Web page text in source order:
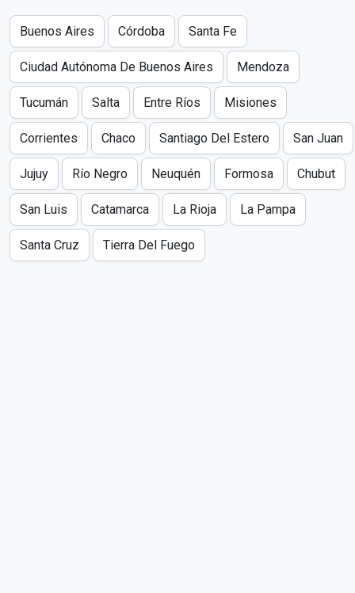
Buenos Aires Córdoba Santa Fe
Ciudad Autónoma De Buenos Aires Mendoza
Tucumán Salta Entre Ríos Misiones
Corrientes Chaco Santiago Del Estero San Juan
Jujuy Río Negro Neuquén Formosa Chubut
San Luis Catamarca La Rioja La Pampa
Santa Cruz Tierra Del Fuego